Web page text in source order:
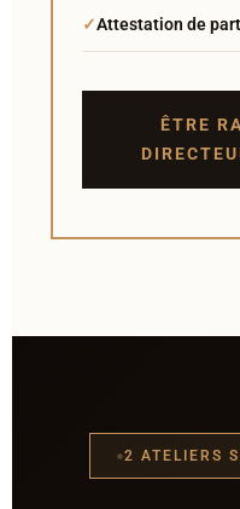
Attestation de
ÊTRE
2 ATELIERS